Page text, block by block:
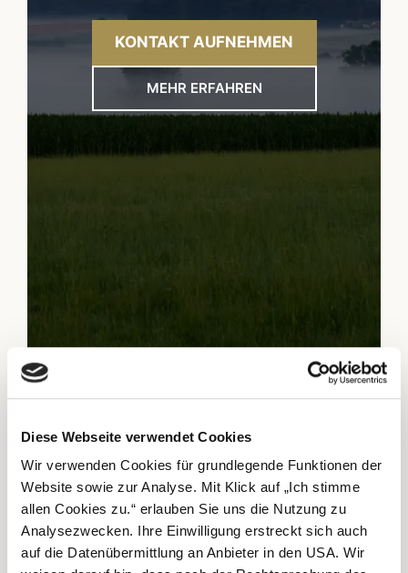
Diese Webseite verwendet Cookies
Wir verwenden Cookies für grundlegende Funktionen der
Website sowie zur Analyse. Mit Klick auf „Ich stimme
allen Cookies zu.“ erlauben Sie uns die Nutzung zu
Analysezwecken. Ihre Einwilligung erstreckt sich auch
auf die Datenübermittlung an Anbieter in den USA. Wir
KONTAKT AUFNEHMEN
MEHR ERFAHREN